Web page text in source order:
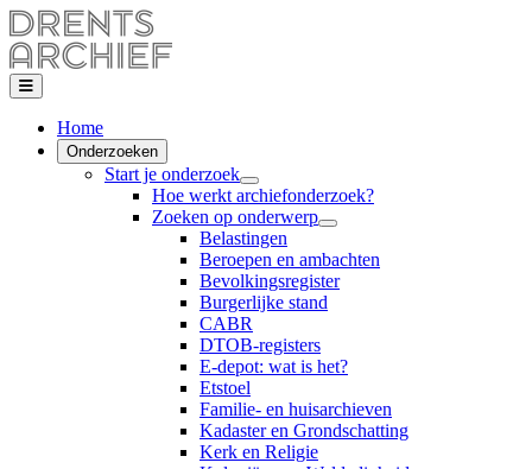
Home
Onderzoeken
Start je onderzoek
Hoe werkt archiefonderzoek?
Zoeken op onderwerp
Belastingen
Beroepen en ambachten
Bevolkingsregister
Burgerlijke stand
CABR
DTOB-registers
E-depot: wat is het?
Etstoel
Familie- en huisarchieven
Kadaster en Grondschatting
Kerk en Religie